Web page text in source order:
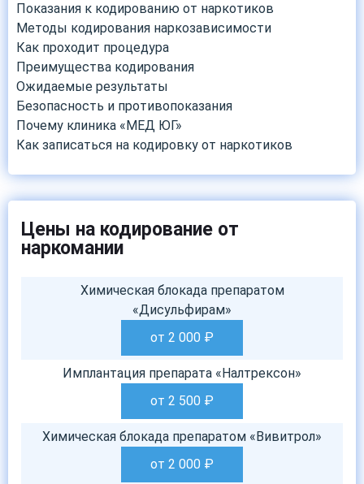
Показания к кодированию от наркотиков
Методы кодирования наркозависимости
Как проходит процедура
Преимущества кодирования
Ожидаемые результаты
Безопасность и противопоказания
Почему клиника «МЕД ЮГ»
Как записаться на кодировку от наркотиков
Цены на кодирование от
наркомании
Химическая блокада препаратом
«Дисульфирам»
от 2 000 ₽
Имплантация препарата «Налтрексон»
от 2 500 ₽
Химическая блокада препаратом «Вивитрол»
от 2 000 ₽